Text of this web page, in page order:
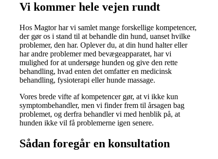
Vi kommer hele vejen rundt
Hos Magtor har vi samlet mange forskellige kompetencer,
der gør os i stand til at behandle din hund, uanset hvilke
problemer, den har. Oplever du, at din hund halter eller
har andre problemer med bevægeapparatet, har vi
mulighed for at undersøge hunden og give den rette
behandling, hvad enten det omfatter en medicinsk
behandling, fysioterapi eller hunde massage.
Vores brede vifte af kompetencer gør, at vi ikke kun
symptombehandler, men vi finder frem til årsagen bag
problemet, og derfra behandler vi med henblik på, at
hunden ikke vil få problemerne igen senere.
Sådan foregår en konsultation